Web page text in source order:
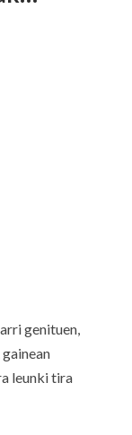
genituen,
leunki tira